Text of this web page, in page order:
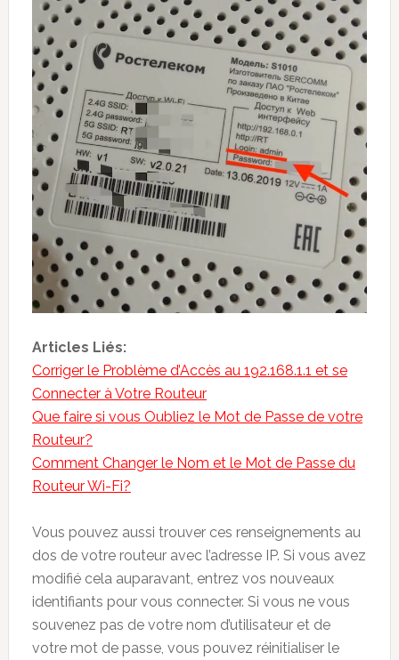
Articles Liés:
Corriger le Problème d’Accès au 192.168.1.1 et se
Connecter à Votre Routeur
Que faire si vous Oubliez le Mot de Passe de votre
Routeur?
Comment Changer le Nom et le Mot de Passe du
Routeur Wi-Fi?
Vous pouvez aussi trouver ces renseignements au
dos de votre routeur avec l’adresse IP. Si vous avez
modifié cela auparavant, entrez vos nouveaux
identifiants pour vous connecter. Si vous ne vous
souvenez pas de votre nom d’utilisateur et de
votre mot de passe, vous pouvez réinitialiser le